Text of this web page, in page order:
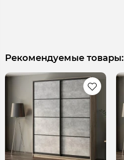
Рекомендуемые товары: